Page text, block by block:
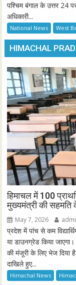
पश्चिम बंगाल के उत्तर 24
अधिकारी...
National News West
HIMACHAL
हिमाचल में 100
मुख्यमंत्री की सहमति
May 7, 2026
प्रदेश में पांच से कम
या डाउनग्रेड किया
की मंजूरी के लिए भेज दिया
दाखिले हुए...
Himachal News